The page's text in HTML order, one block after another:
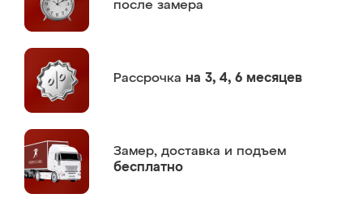
после замера
Рассрочка на 3, 4, 6 месяцев
Замер, доставка и подъем
бесплатно